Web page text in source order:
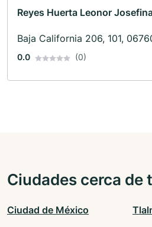
Reyes Huerta Leonor
Baja California 206, 101,
0.0 (0)
Ciudades cerca de
Ciudad de México